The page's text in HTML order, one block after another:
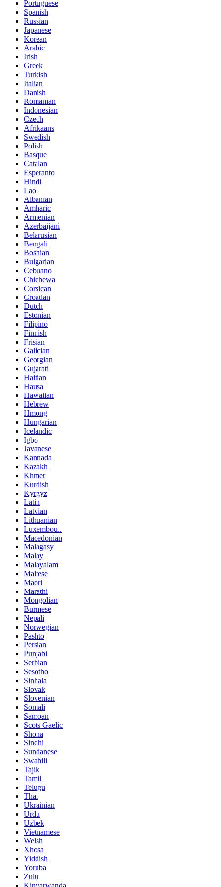
Portuguese
Spanish
Russian
Japanese
Korean
Arabic
Irish
Greek
Turkish
Italian
Danish
Romanian
Indonesian
Czech
Afrikaans
Swedish
Polish
Basque
Catalan
Esperanto
Hindi
Lao
Albanian
Amharic
Armenian
Azerbaijani
Belarusian
Bengali
Bosnian
Bulgarian
Cebuano
Chichewa
Corsican
Croatian
Dutch
Estonian
Filipino
Finnish
Frisian
Galician
Georgian
Gujarati
Haitian
Hausa
Hawaiian
Hebrew
Hmong
Hungarian
Icelandic
Igbo
Javanese
Kannada
Kazakh
Khmer
Kurdish
Kyrgyz
Latin
Latvian
Lithuanian
Luxembou..
Macedonian
Malagasy
Malay
Malayalam
Maltese
Maori
Marathi
Mongolian
Burmese
Nepali
Norwegian
Pashto
Persian
Punjabi
Serbian
Sesotho
Sinhala
Slovak
Slovenian
Somali
Samoan
Scots Gaelic
Shona
Sindhi
Sundanese
Swahili
Tajik
Tamil
Telugu
Thai
Ukrainian
Urdu
Uzbek
Vietnamese
Welsh
Xhosa
Yiddish
Yoruba
Zulu